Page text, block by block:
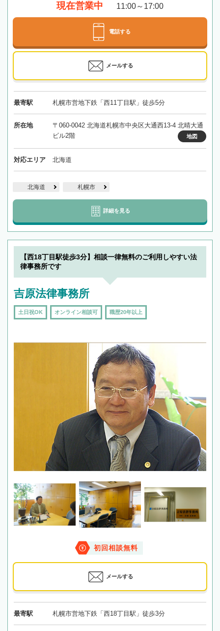
現在営業中 11:00～17:00
電話する
メールする
最寄駅 札幌市営地下鉄「西11丁目駅」徒歩5分
所在地
〒060-0042 北海道札幌市中央区大通西13-4 北晴大通
ビル2階
地図
対応エリア 北海道
北海道 札幌市
詳細を見る
【西18丁目駅徒歩3分】相談一律無料のご利用しやすい法
律事務所です
吉原法律事務所
土日祝OK オンライン相談可 職歴20年以上
初回相談無料
メールする
最寄駅 札幌市営地下鉄「西18丁目駅」徒歩3分